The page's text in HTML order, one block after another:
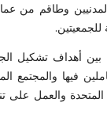
المدنيين وطاقم من
للجمعيتين.
بين أهداف تشكيل
فيها والمجتمع
المتحدة والعمل على